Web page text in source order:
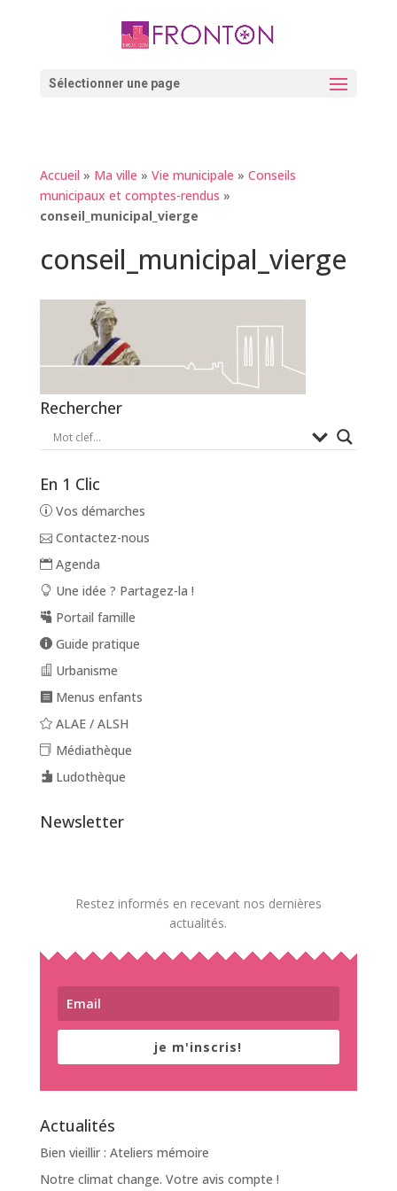
Sélectionner une page
Accueil » Ma ville » Vie municipale » Conseils
municipaux et comptes-rendus »
conseil_municipal_vierge
conseil_municipal_vierge
Rechercher
En 1 Clic
Vos démarches
Contactez-nous
Agenda
Une idée ? Partagez-la !
Portail famille
Guide pratique
Urbanisme
Menus enfants
ALAE / ALSH
Médiathèque
Ludothèque
Newsletter
Restez informés en recevant nos dernières
actualités.
je m'inscris!
Actualités
Bien vieillir : Ateliers mémoire
Notre climat change. Votre avis compte !